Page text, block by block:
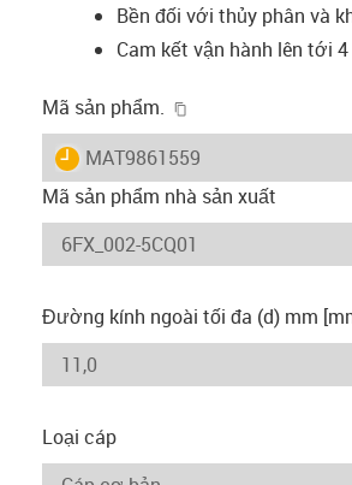
Bền đối với thủy phân và
Cam kết vận hành lên tới
Mã sản phẩm.
igus-icon-lieferzeit
MAT9861559
Mã sản phẩm nhà sản xuất
Đường kính ngoài tối đa (d) mm
Loại cáp